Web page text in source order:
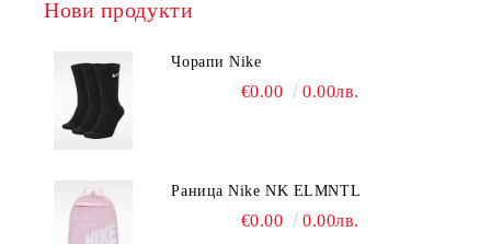
Нови продукти
Чорапи Nike
€0.00 0.00лв.
Раница Nike NK ELMNTL
€0.00 0.00лв.